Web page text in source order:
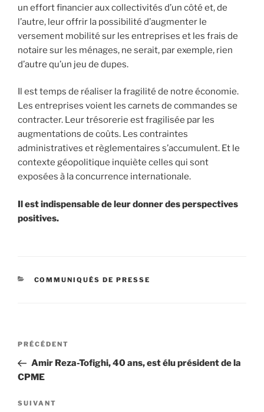
un effort financier aux collectivités d’un côté et, de
l’autre, leur offrir la possibilité d’augmenter le
versement mobilité sur les entreprises et les frais de
notaire sur les ménages, ne serait, par exemple, rien
d’autre qu’un jeu de dupes.
Il est temps de réaliser la fragilité de notre économie.
Les entreprises voient les carnets de commandes se
contracter. Leur trésorerie est fragilisée par les
augmentations de coûts. Les contraintes
administratives et règlementaires s’accumulent. Et le
contexte géopolitique inquiète celles qui sont
exposées à la concurrence internationale.
Il est indispensable de leur donner des perspectives
positives.
CATÉGORIES
COMMUNIQUÉS DE PRESSE
Navigation
l’article
Article
précédent
PRÉCÉDENT
Amir Reza-Tofighi, 40 ans, est élu président de la
CPME
Article
SUIVANT